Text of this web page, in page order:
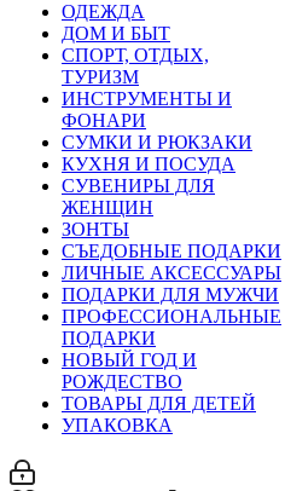
ОДЕЖДА
ДОМ И БЫТ
СПОРТ, ОТДЫХ,
ТУРИЗМ
ИНСТРУМЕНТЫ И
ФОНАРИ
СУМКИ И РЮКЗАКИ
КУХНЯ И ПОСУДА
СУВЕНИРЫ ДЛЯ
ЖЕНЩИН
ЗОНТЫ
СЪЕДОБНЫЕ ПОДАРКИ
ЛИЧНЫЕ АКСЕССУАРЫ
ПОДАРКИ ДЛЯ МУЖЧИ
ПРОФЕССИОНАЛЬНЫЕ
ПОДАРКИ
НОВЫЙ ГОД И
РОЖДЕСТВО
ТОВАРЫ ДЛЯ ДЕТЕЙ
УПАКОВКА